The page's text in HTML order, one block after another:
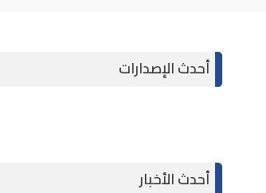
أحدث الإصدارات
أحدث الأخبار